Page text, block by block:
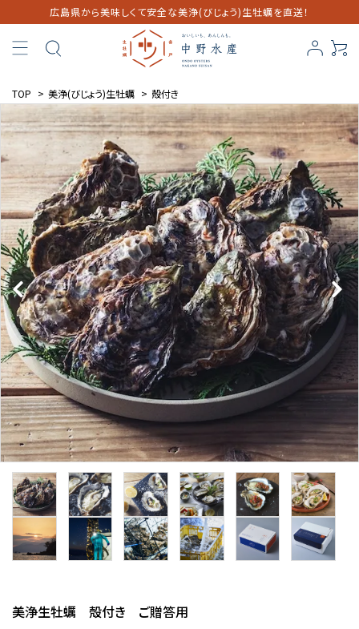
広島県から美味しくて安全な美浄(びじょう)生牡蠣を直送！
TOP > 美浄(びじょう)生牡蠣 > 殻付き
美浄生牡蠣 殻付き ご贈答用